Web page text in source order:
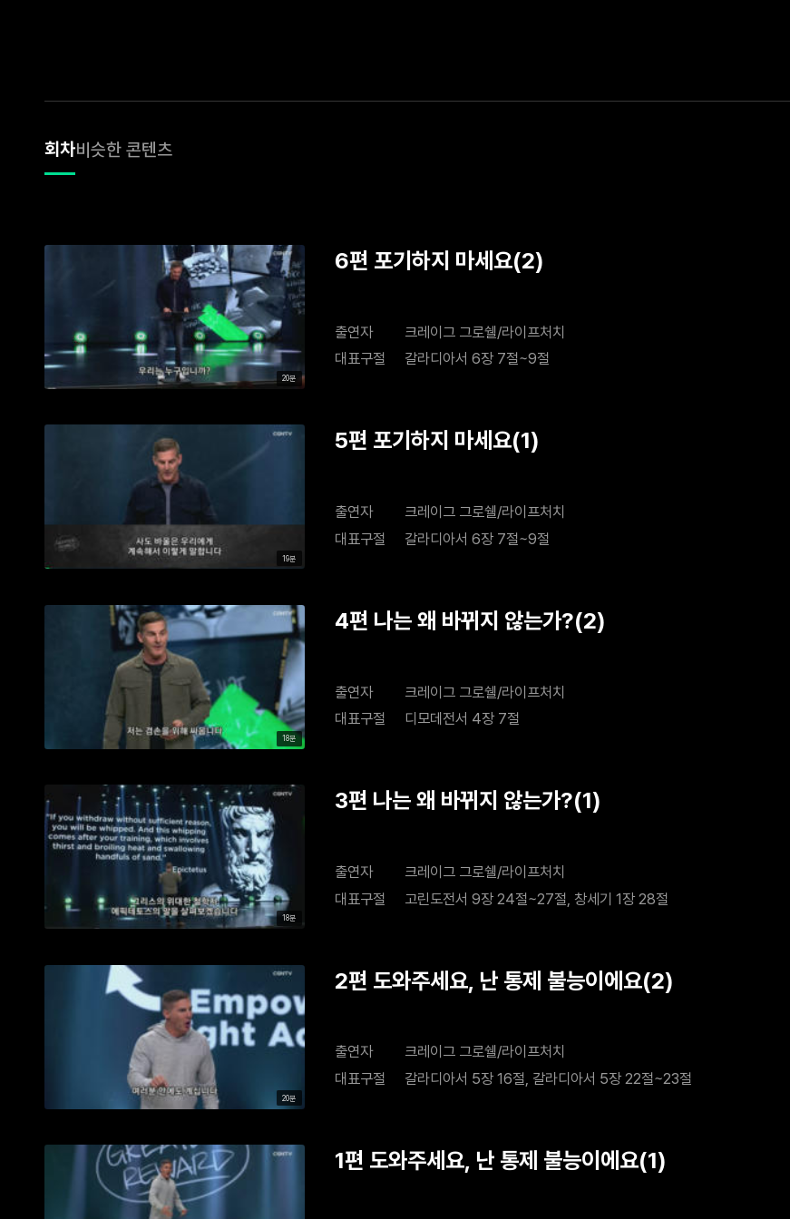
회차비슷한 콘텐츠
20분
6편 포기하지 마세요(2)
출연자
크레이그 그로쉘/라이프처치
대표구절
갈라디아서 6장 7절~9절
19분
5편 포기하지 마세요(1)
출연자
크레이그 그로쉘/라이프처치
대표구절
갈라디아서 6장 7절~9절
18분
4편 나는 왜 바뀌지 않는가?(2)
출연자
크레이그 그로쉘/라이프처치
대표구절
디모데전서 4장 7절
18분
3편 나는 왜 바뀌지 않는가?(1)
출연자
크레이그 그로쉘/라이프처치
대표구절
고린도전서 9장 24절~27절, 창세기 1장 28절
20분
2편 도와주세요, 난 통제 불능이에요(2)
출연자
크레이그 그로쉘/라이프처치
대표구절
갈라디아서 5장 16절, 갈라디아서 5장 22절~23절
1편 도와주세요, 난 통제 불능이에요(1)